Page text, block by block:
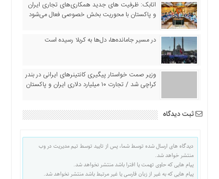
اتابک: ظرفیت های جدید همکاری‌های تجاری ایران
و پاکستان با محوریت بخش خصوصی فعال می‌شود
در مسیر جا‌مانده‌ها، دل‌ها به کربلا رسیده است
وزیر صمت خواستار پیگیری کانتینرهای ایرانی در بندر
کراچی شد / تجارت ۱۰ میلیارد دلاری ایران و پاکستان
ثبت دیدگاه
دیدگاه های ارسال شده توسط شما، پس از تایید توسط تیم مدیریت در وب
منتشر خواهد شد.
پیام هایی که حاوی تهمت یا افترا باشد منتشر نخواهد شد.
پیام هایی که به غیر از زبان فارسی یا غیر مرتبط باشد منتشر نخواهد شد.